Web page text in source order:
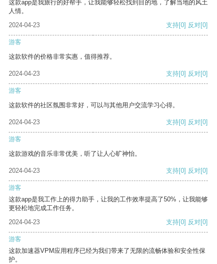
这款app是我旅行的好帮手，让我能够轻松找到目的地，了解当地的风土
人情。
2024-04-23
支持[0] 反对[0]
游客
这款软件的价格非常实惠，值得推荐。
2024-04-23 支持[0] 反对[0]
游客
这款软件的社区氛围非常好，可以与其他用户交流学习心得。
2024-04-23 支持[0] 反对[0]
游客
这款游戏的音乐非常优美，听了让人心旷神怡。
2024-04-23 支持[0] 反对[0]
游客
这款app是我工作上的得力助手，让我的工作效率提高了50%，让我能够
更轻松地完成工作任务。
2024-04-23
支持[0] 反对[0]
游客
这款加速器VPM应用程序已经为我们带来了无限的流畅体验和安全性保
护。